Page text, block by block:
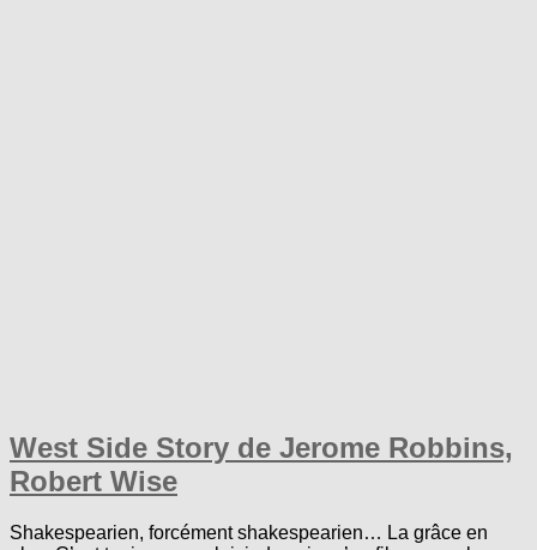
West Side Story de Jerome Robbins,
Robert Wise
Shakespearien, forcément shakespearien… La grâce en